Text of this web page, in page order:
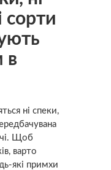
сорти
в
ні спеки,
Щоб
варто
які примхи